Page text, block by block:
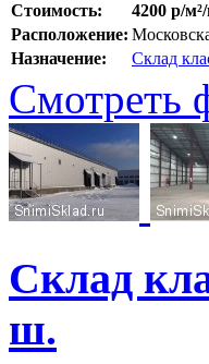
Стоимость:
4200 р/м²/
Расположение:
Назначение:
Склад
Смотреть
Склад
ш.